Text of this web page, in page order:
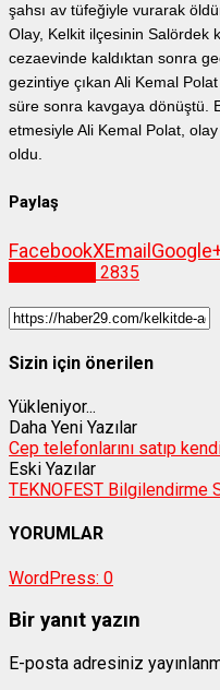
şahsı av tüfeğiyle vurarak
Olay, Kelkit ilçesinin Salördek
cezaevinde kaldıktan sonra
gezintiye çıkan Ali Kemal
süre sonra kavgaya dönüştü.
etmesiyle Ali Kemal Polat,
oldu.
Paylaş
FacebookXEmail
2835
Sizin için önerilen
Yükleniyor...
Daha Yeni Yazılar
Cep telefonlarını satıp
Eski Yazılar
TEKNOFEST Bilgilendirme
YORUMLAR
WordPress: 0
Bir yanıt yazın
E-posta adresiniz